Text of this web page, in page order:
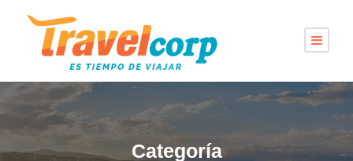
Categoría